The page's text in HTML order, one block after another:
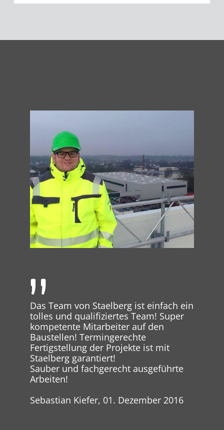
Das Team von Staelberg ist einfach ein
tolles und qualifiziertes Team! Super
kompetente Mitarbeiter auf den
Baustellen! Termingerechte
Fertigstellung der Projekte ist mit
Staelberg garantiert!
Sauber und fachgerecht ausgeführte
Arbeiten!
Sebastian Kiefer, 01. Dezember 2016